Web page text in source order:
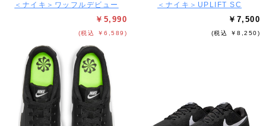
＜ナイキ＞ワッフルデビュー
￥5,990
(税込 ￥6,589)
＜ナイキ＞UPLIFT SC
￥7,500
(税込 ￥8,250)